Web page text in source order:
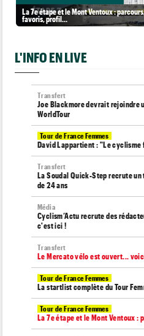
La 7e étape et le Mont Ventoux :
favoris, profil…
L'INFO EN LIVE
Transfert
Joe Blackmore devrait rejoindre
WorldTour
Tour de France Femmes
David Lappartient : "Le
Transfert
La Soudal Quick-Step recrute
de 24 ans
Média
Cyclism’Actu recrute des
c'est ici !
Transfert
Le Mercato vélo est ouvert...
Tour de France Femmes
La startlist complète du Tour
Tour de France Femmes
La 7e étape et le Mont Ventoux